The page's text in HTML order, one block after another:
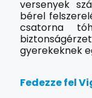
versenyek
bérel
csatorna
gyerekeknek
Fedezze fel